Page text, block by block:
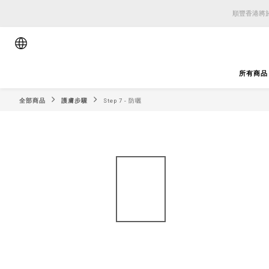
順豐香港將
順豐香港將
所有商品
全部商品 護膚步驟 Step 7 - 防曬